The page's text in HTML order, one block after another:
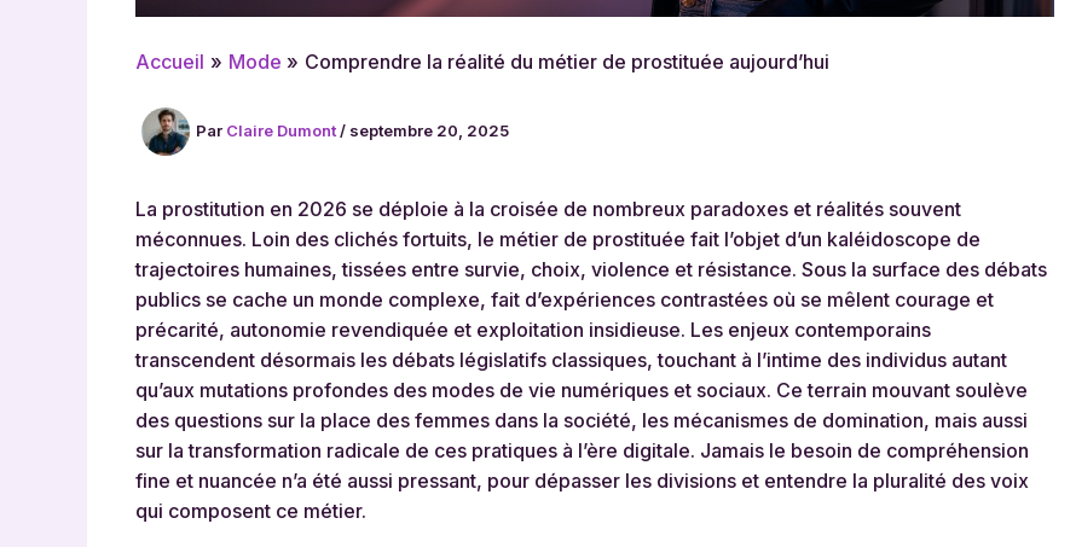
Accueil Mode Comprendre la réalité du métier de prostituée aujourd’hui
Par Claire Dumont / septembre 20, 2025
La prostitution en 2026 se déploie à la croisée de nombreux paradoxes et réalités souvent
méconnues. Loin des clichés fortuits, le métier de prostituée fait l’objet d’un kaléidoscope de
trajectoires humaines, tissées entre survie, choix, violence et résistance. Sous la surface des débats
publics se cache un monde complexe, fait d’expériences contrastées où se mêlent courage et
précarité, autonomie revendiquée et exploitation insidieuse. Les enjeux contemporains
transcendent désormais les débats législatifs classiques, touchant à l’intime des individus autant
qu’aux mutations profondes des modes de vie numériques et sociaux. Ce terrain mouvant soulève
des questions sur la place des femmes dans la société, les mécanismes de domination, mais aussi
sur la transformation radicale de ces pratiques à l’ère digitale. Jamais le besoin de compréhension
fine et nuancée n’a été aussi pressant, pour dépasser les divisions et entendre la pluralité des voix
qui composent ce métier.